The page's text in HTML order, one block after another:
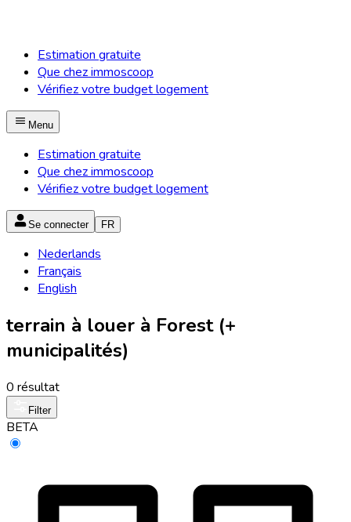
Estimation gratuite
Que chez immoscoop
Vérifiez votre budget logement
Menu
Estimation gratuite
Que chez immoscoop
Vérifiez votre budget logement
Se connecter FR
Nederlands
Français
English
terrain à louer à Forest (+
municipalités)
0 résultat
Filter
BETA